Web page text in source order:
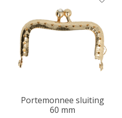
Portemonnee sluiting
60 mm